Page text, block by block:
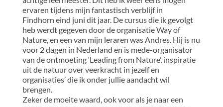
ervaren tijdens mijn fantastisch verblijf in
Findhorn eind juni dit jaar. De cursus die ik gevolgt
heb werdt gegeven door de organisatie Way of
Nature, en een van mijn leraren was Andres. Hij is nu
voor 2 dagen in Nederland en is mede-organisator
van de ontmoeting ‘Leading from Nature’, inspiratie
uit de natuur over veerkracht in jezelf en
organisaties’ die ik onder jullie aandacht wil
brengen.
Zeker de moeite waard, ook voor als je naar een